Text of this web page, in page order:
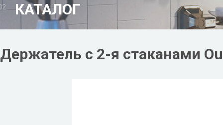
КАТАЛОГ
Держатель с 2-я стаканами